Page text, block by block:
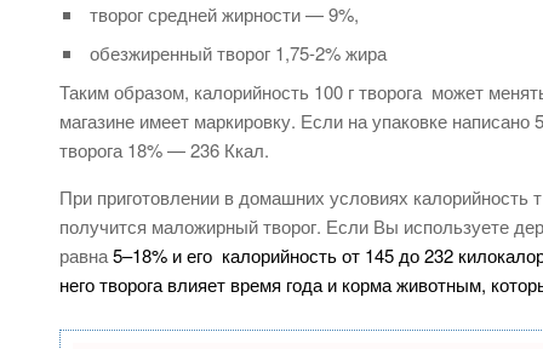
творог средней жирности — 9%,
обезжиренный творог 1,75-2% жира
Таким образом, калорийность 100 г творога может
магазине имеет маркировку. Если на упаковке
творога 18% — 236 Ккал.
При приготовлении в домашних условиях калорийность
получится маложирный творог. Если Вы используете
равна5–18% и его калорийность от 145 до 232
него творога влияет время года и корма животным,